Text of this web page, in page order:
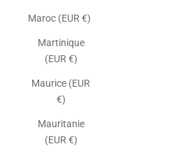
Maroc (EUR €)
Martinique
(EUR €)
Maurice (EUR
€)
Mauritanie
(EUR €)